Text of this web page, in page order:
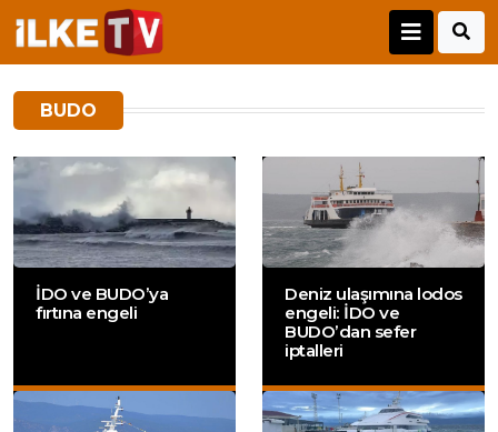
BUDO
İDO ve BUDO’ya
fırtına engeli
Deniz ulaşımına lodos
engeli: İDO ve
BUDO’dan sefer
iptalleri